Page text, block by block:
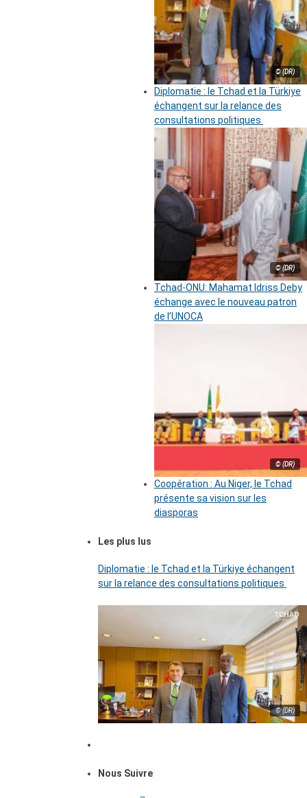
© (DR)
Diplomatie : le Tchad et la Türkiye
échangent sur la relance des
consultations politiques
© (DR)
Tchad-ONU: Mahamat Idriss Deby
échange avec le nouveau patron
de l’UNOCA
© (DR)
Coopération : Au Niger, le Tchad
présente sa vision sur les
diasporas
Les plus lus
Diplomatie : le Tchad et la Türkiye échangent
sur la relance des consultations politiques
© (DR)
Nous Suivre